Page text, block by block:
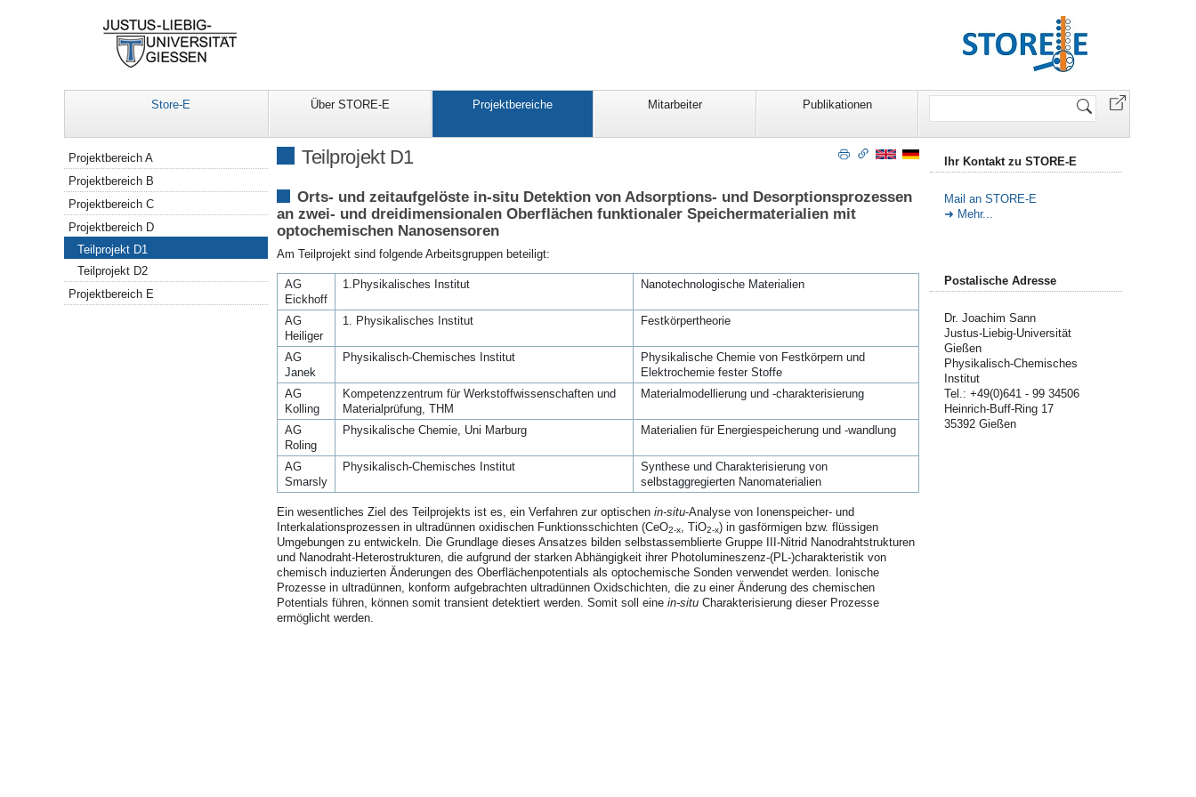
Store-E Über STORE-E Projektbereiche Mitarbeiter Publikationen
Website
Teilprojekt D1
Orts- und zeitaufgelöste in-situ Detektion von Adsorptions- und Desorptionsprozessen
an zwei- und dreidimensionalen Oberflächen funktionaler Speichermaterialien mit
optochemischen Nanosensoren
Am Teilprojekt sind folgende Arbeitsgruppen beteiligt:
AG
Eickhoff
1.Physikalisches Institut Nanotechnologische Materialien
AG
Heiliger
1. Physikalisches Institut Festkörpertheorie
AG
Janek
Physikalisch-Chemisches Institut
Physikalische Chemie von Festkörpern und
Elektrochemie fester Stoffe
AG
Kolling
Kompetenzzentrum für Werkstoffwissenschaften und
Materialprüfung, THM
Materialmodellierung und -charakterisierung
AG
Roling
Physikalische Chemie, Uni Marburg Materialien für Energiespeicherung und -wandlung
AG
Smarsly
Physikalisch-Chemisches Institut
Synthese und Charakterisierung von
selbstaggregierten Nanomaterialien
Ein wesentliches Ziel des Teilprojekts ist es, ein Verfahren zur optischen in-situ-Analyse von Ionenspeicher- und
Interkalationsprozessen in ultradünnen oxidischen Funktionsschichten (CeO2-x , TiO2-x) in gasförmigen bzw. flüssigen
Umgebungen zu entwickeln. Die Grundlage dieses Ansatzes bilden selbstassemblierte Gruppe III-Nitrid Nanodrahtstrukturen
und Nanodraht-Heterostrukturen, die aufgrund der starken Abhängigkeit ihrer Photolumineszenz-(PL-)charakteristik von
chemisch induzierten Änderungen des Oberflächenpotentials als optochemische Sonden verwendet werden. Ionische
Prozesse in ultradünnen, konform aufgebrachten ultradünnen Oxidschichten, die zu einer Änderung des chemischen
Potentials führen, können somit transient detektiert werden. Somit soll eine in-situ Charakterisierung dieser Prozesse
ermöglicht werden.
Navigation
Projektbereich A
Projektbereich B
Projektbereich C
Projektbereich D
Teilprojekt D1
Teilprojekt D2
Projektbereich E
Ihr Kontakt zu STORE-E
Mail an STORE-E
Mehr...
Postalische Adresse
Dr. Joachim Sann
Justus-Liebig-Universität
Gießen
Physikalisch-Chemisches
Institut
Tel.: +49(0)641 - 99 34506
Heinrich-Buff-Ring 17
35392 Gießen